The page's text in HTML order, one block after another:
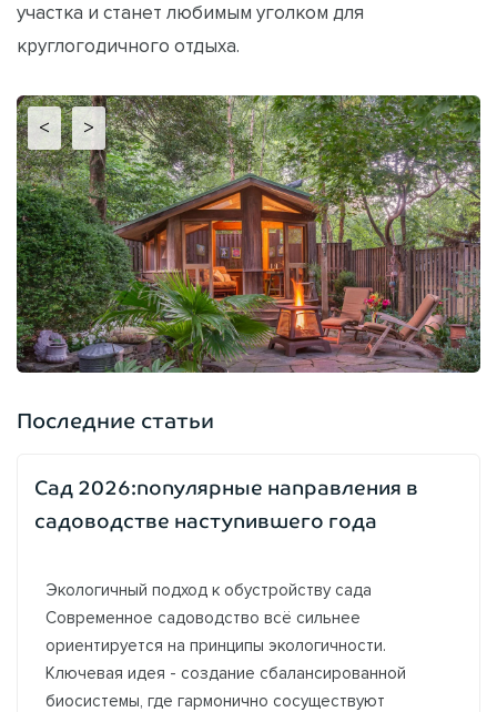
участка и станет любимым уголком для
круглогодичного отдыха.
< >
Последние статьи
Сад 2026:популярные направления в
садоводстве наступившего года
Экологичный подход к обустройству сада
Современное садоводство всё сильнее
ориентируется на принципы экологичности.
Ключевая идея - создание сбалансированной
биосистемы, где гармонично сосуществуют